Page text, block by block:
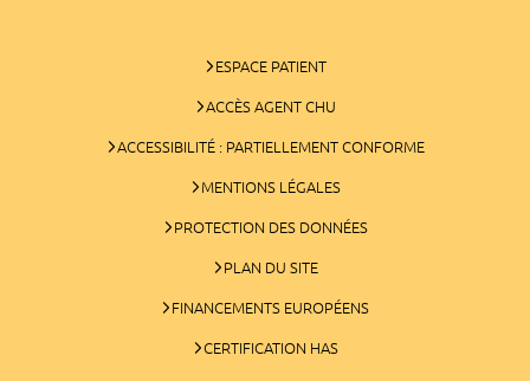
ESPACE PATIENT
ACCÈS AGENT CHU
ACCESSIBILITÉ : PARTIELLEMENT CONFORME
MENTIONS LÉGALES
PROTECTION DES DONNÉES
PLAN DU SITE
FINANCEMENTS EUROPÉENS
CERTIFICATION HAS